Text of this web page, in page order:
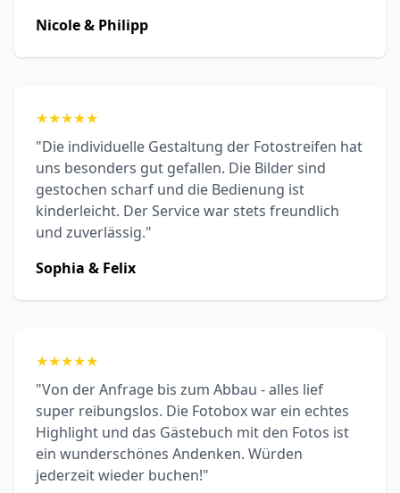
Nicole & Philipp
★★★★★
"Die individuelle Gestaltung der Fotostreifen hat
uns besonders gut gefallen. Die Bilder sind
gestochen scharf und die Bedienung ist
kinderleicht. Der Service war stets freundlich
und zuverlässig."
Sophia & Felix
★★★★★
"Von der Anfrage bis zum Abbau - alles lief
super reibungslos. Die Fotobox war ein echtes
Highlight und das Gästebuch mit den Fotos ist
ein wunderschönes Andenken. Würden
jederzeit wieder buchen!"